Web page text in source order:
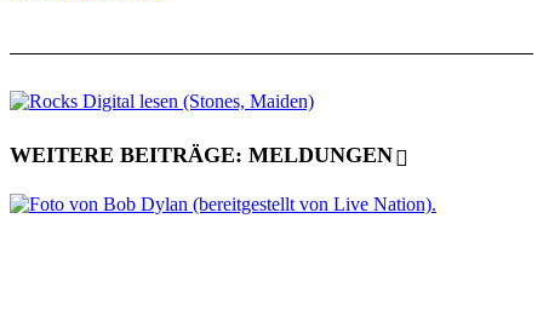
WEITERE BEITRÄGE: MELDUNGEN